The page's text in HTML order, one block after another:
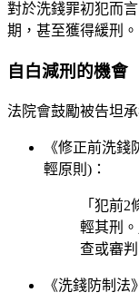
對於洗錢罪初犯而
期，甚至獲得緩刑。
自白減刑的機會
法院會鼓勵被告坦
《修正前洗
輕原則)：
「犯前
輕其刑
查或審
《洗錢防制法